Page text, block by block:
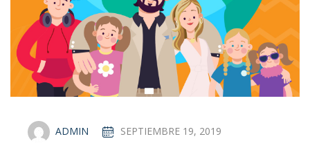
ADMIN SEPTIEMBRE 19, 2019